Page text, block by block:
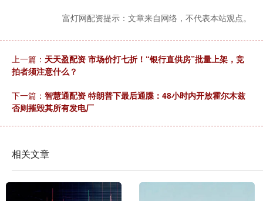
富灯网配资提示：文章来自网络，不代表本站观点。
上一篇： 天天盈配资 市场价打七折！“银行直供房”批量上架，竞
拍者须注意什么？
下一篇： 智慧通配资 特朗普下最后通牒：48小时内开放霍尔木兹
否则摧毁其所有发电厂
相关文章